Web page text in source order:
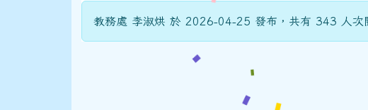
教務處 李淑烘 於 2026-04-25 發布，共有 343 人次